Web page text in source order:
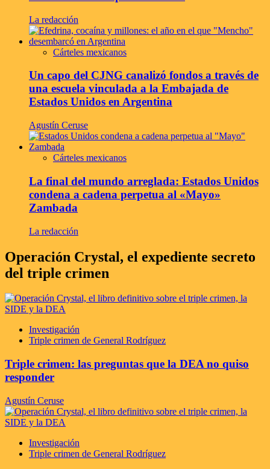
La redacción
Cárteles mexicanos
Un capo del CJNG canalizó fondos a través de
una escuela vinculada a la Embajada de
Estados Unidos en Argentina
Agustín Ceruse
Cárteles mexicanos
La final del mundo arreglada: Estados Unidos
condena a cadena perpetua al «Mayo»
Zambada
La redacción
Operación Crystal, el expediente secreto
del triple crimen
Investigación
Triple crimen de General Rodríguez
Triple crimen: las preguntas que la DEA no quiso
responder
Agustín Ceruse
Investigación
Triple crimen de General Rodríguez